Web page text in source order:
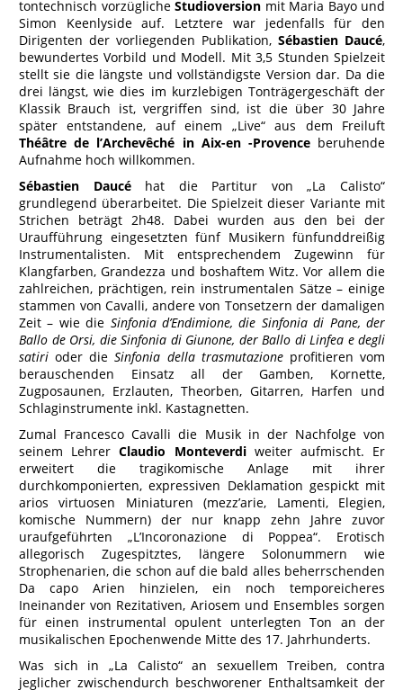
tontechnisch vorzügliche Studioversion mit Maria Bayo und
Simon Keenlyside auf. Letztere war jedenfalls für den
Dirigenten der vorliegenden Publikation, Sébastien Daucé,
bewundertes Vorbild und Modell. Mit 3,5 Stunden Spielzeit
stellt sie die längste und vollständigste Version dar. Da die
drei längst, wie dies im kurzlebigen Tonträgergeschäft der
Klassik Brauch ist, vergriffen sind, ist die über 30 Jahre
später entstandene, auf einem „Live“ aus dem Freiluft
Théâtre de l’Archevêché in Aix-en -Provenceberuhende
Aufnahme hoch willkommen.
Sébastien Daucéhat die Partitur von „La Calisto“
grundlegend überarbeitet. Die Spielzeit dieser Variante mit
Strichen beträgt 2h48. Dabei wurden aus den bei der
Uraufführung eingesetzten fünf Musikern fünfunddreißig
Instrumentalisten. Mit entsprechendem Zugewinn für
Klangfarben, Grandezza und boshaftem Witz. Vor allem die
zahlreichen, prächtigen, rein instrumentalen Sätze – einige
stammen von Cavalli, andere von Tonsetzern der damaligen
Zeit – wie die Sinfonia d’Endimione, die Sinfonia di Pane, der
Ballo de Orsi, die Sinfonia di Giunone, der Ballo di Linfea e degli
satiri oder dieSinfonia della trasmutazioneprofitieren vom
berauschenden Einsatz all der Gamben, Kornette,
Zugposaunen, Erzlauten, Theorben, Gitarren, Harfen und
Schlaginstrumente inkl. Kastagnetten.
Zumal Francesco Cavalli die Musik in der Nachfolge von
seinem LehrerClaudio Monteverdiweiter aufmischt. Er
erweitert die tragikomische Anlage mit ihrer
durchkomponierten, expressiven Deklamation gespickt mit
arios virtuosen Miniaturen (mezz’arie, Lamenti, Elegien,
komische Nummern) der nur knapp zehn Jahre zuvor
uraufgeführten „L’Incoronazione di Poppea“. Erotisch
allegorisch Zugespitztes, längere Solonummern wie
Strophenarien, die schon auf die bald alles beherrschenden
Da capo Arien hinzielen, ein noch temporeicheres
Ineinander von Rezitativen, Ariosem und Ensembles sorgen
für einen instrumental opulent unterlegten Ton an der
musikalischen Epochenwende Mitte des 17. Jahrhunderts.
Was sich in „La Calisto“ an sexuellem Treiben, contra
jeglicher zwischendurch beschworener Enthaltsamkeit der